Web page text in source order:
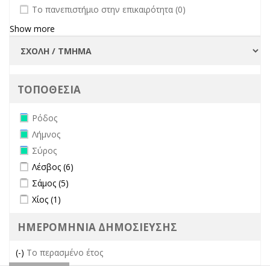
undefined
Το πανεπιστήμιο στην επικαιρότητα (0)
Show more
ΤΟΠΟΘΕΣΙΑ
Remove Ρόδος filter
Ρόδος
Remove Λήμνος filter
Λήμνος
Remove Σύρος filter
Σύρος
Apply Λέσβος filter
Λέσβος (6)
Apply Σάμος filter
Σάμος (5)
Apply Χίος filter
Χίος (1)
ΗΜΕΡΟΜΗΝΙΑ ΔΗΜΟΣΙΕΥΣΗΣ
(-) Remove Το περασμένο έτος filter
Το περασμένο έτος